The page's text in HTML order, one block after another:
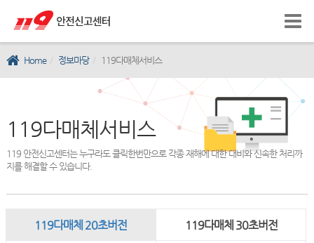
Home 정보마당 119다매체서비스
119다매체서비스
119 안전신고센터는 누구라도 클릭한번만으로 각종 재해에 대한 대비와 신속한 처리까
지를 해결할 수 있습니다.
119다매체 20초버전 119다매체 30초버전